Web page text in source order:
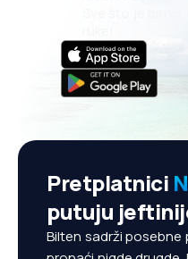
Sve što je
Pretplatnici
putuju
Bilten sadrži